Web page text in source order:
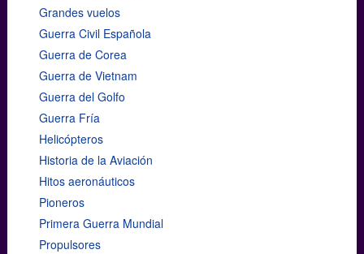
Grandes vuelos
Guerra Civil Española
Guerra de Corea
Guerra de Vietnam
Guerra del Golfo
Guerra Fría
Helicópteros
Historia de la Aviación
Hitos aeronáuticos
Pioneros
Primera Guerra Mundial
Propulsores